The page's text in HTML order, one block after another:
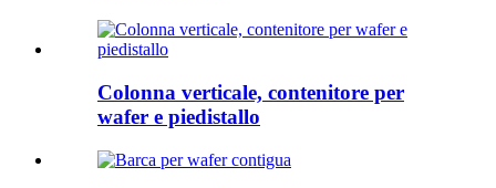
Colonna verticale, contenitore per
wafer e piedistallo